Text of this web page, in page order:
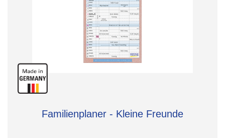
Familienplaner - Kleine Freunde